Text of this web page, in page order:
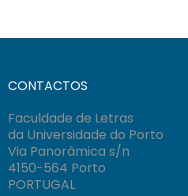
CONTACTOS
Faculdade de Letras
da Universidade do Porto
Via Panorâmica s/n
4150-564 Porto
PORTUGAL